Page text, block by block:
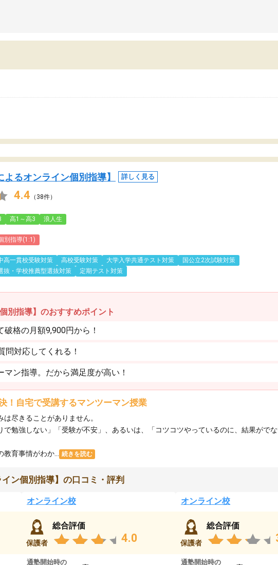
よるオンライン個別指導】 詳しく見る
4.4 （38件）
高1～高3 浪人生
別指導(1:1)
高一貫校受験対策 高校受験対策 大学入学共通テスト対策
国公立2次試験対策
抜・学校推薦型選抜対策 定期テスト対策
別指導】のおすすめポイント
格の月額9,900円から！
問対応してくれる！
ン指導。だから満足度が高い！
！自宅で受講するマンツーマン授業
尽きることがありません。
で勉強しない」「受験が不安」、あるいは、「コツコツやっているのに、結果がで
育事情がわか...
続きを読む
ン個別指導】の口コミ・評判
オンライン校
保護者
総合評価
4.0
通塾開始時の
オンライン校
保護者
総合評価
通塾開始時の